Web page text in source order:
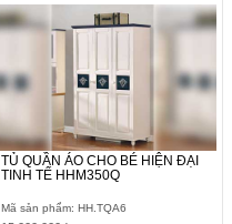
TỦ QUẦN ÁO CHO BÉ HIỆN ĐẠI
TINH TẾ HHM350Q
Mã sản phẩm: HH.TQA6